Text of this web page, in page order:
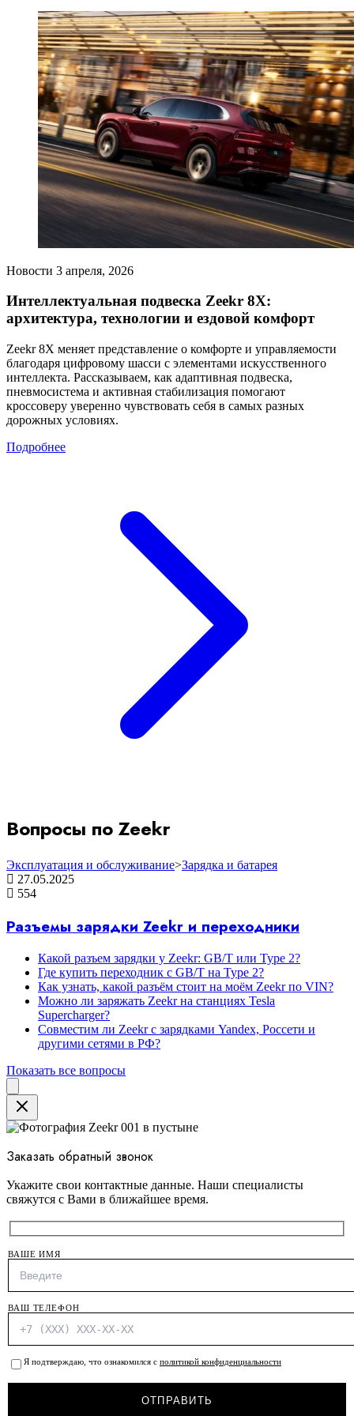
Новости 3 апреля, 2026
Интеллектуальная подвеска Zeekr 8X:
архитектура, технологии и ездовой комфорт
Zeekr 8X меняет представление о комфорте и управляемости
благодаря цифровому шасси с элементами искусственного
интеллекта. Рассказываем, как адаптивная подвеска,
пневмосистема и активная стабилизация помогают
кроссоверу уверенно чувствовать себя в самых разных
дорожных условиях.
Подробнее
Вопросы по Zeekr
Эксплуатация и обслуживание>Зарядка и батарея
27.05.2025
554
Разъемы зарядки Zeekr и переходники
Какой разъем зарядки у Zeekr: GB/T или Type 2?
Где купить переходник с GB/T на Type 2?
Как узнать, какой разъём стоит на моём Zeekr по VIN?
Можно ли заряжать Zeekr на станциях Tesla
Supercharger?
Совместим ли Zeekr с зарядками Yandex, Росcети и
другими сетями в РФ?
Показать все вопросы
Close
Заказать обратный звонок
Укажите свои контактные данные. Наши специалисты
свяжутся с Вами в ближайшее время.
ВАШЕ ИМЯ
ВАШ ТЕЛЕФОН
Я подтверждаю, что ознакомился с политикой конфиденциальности